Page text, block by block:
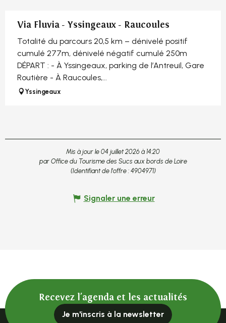
Via Fluvia - Yssingeaux - Raucoules
Totalité du parcours 20,5 km – dénivelé positif
cumulé 277m, dénivelé négatif cumulé 250m
DÉPART : - À Yssingeaux, parking de l’Antreuil, Gare
Routière - À Raucoules,...
Yssingeaux
Mis à jour le 04 juillet 2026 à 14:20
par Office du Tourisme des Sucs aux bords de Loire
(Identifiant de l'offre : 4904971)
Signaler une erreur
Recevez l'agenda et les actualités
Je m'inscris à la newsletter